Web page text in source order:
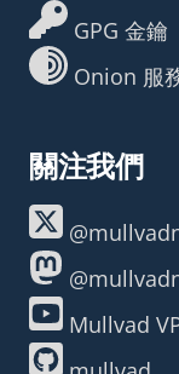
GPG 金鑰
Onion 服
關注我們
Mullvad